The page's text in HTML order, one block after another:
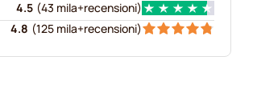
4.5 (43 mila+recensioni)
4.8 (125 mila+recensioni)